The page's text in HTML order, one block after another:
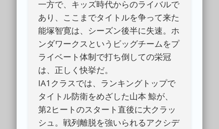
一方で、キッズ時代からのライバルで
あり、ここまでタイトルを争って来た
能塚智寛は、シーズン後半に失速。ホ
ンダワークスというビッグチームをプ
ライベート体制で打ち倒しての栄冠
は、正しく快挙だ。
IA1クラスでは、ランキングトップで
タイトル防衛をめざした山本 鯨が、
第2ヒートのスタート直後に大クラッ
シュ。戦列離脱を強いられるアクシデ